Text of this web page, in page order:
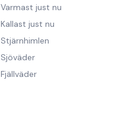
Varmast just nu
Kallast just nu
Stjärnhimlen
Sjöväder
Fjällväder